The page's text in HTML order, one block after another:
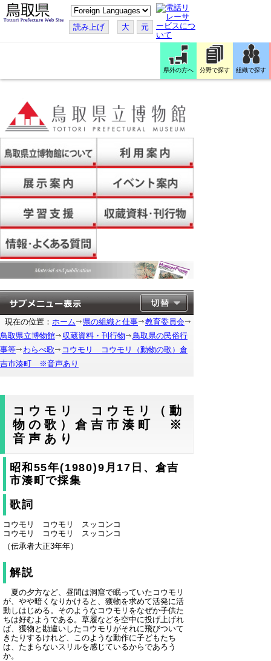
こ
の
ペ
ー
す
読み上げ 大 元
県外の方へ 分野で探す 組織で探す
現在の位置： ホーム 県の組織と仕事
教育委員会
鳥取県立博物館
収蔵資料・刊行物
鳥取県の民俗行
事等
わらべ歌
コウモリ コウモリ（動物の歌）倉
吉市湊町 ※音声あり
コウモリ コウモリ（動
物の歌）倉吉市湊町 ※
音声あり
昭和55年(1980)9月17日、倉吉
市湊町で採集
歌詞
コウモリ コウモリ スッコンコ
コウモリ コウモリ スッコンコ
（伝承者大正3年年）
解説
夏の夕方など、昼間は洞窟で眠っていたコウモリ
が、やや暗くなりかけると、獲物を求めて活発に活
動しはじめる。そのようなコウモリをなぜか子供た
ちは好むようである。草履などを空中に投げ上げれ
ば、獲物と勘違いしたコウモリがそれに飛びついて
きたりするけれど、このような動作に子どもたち
は、たまらないスリルを感じているからであろう
か。